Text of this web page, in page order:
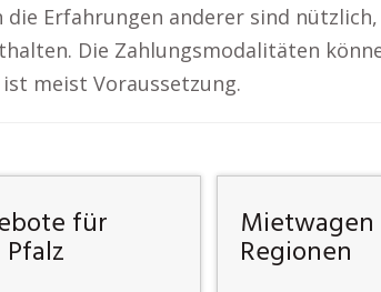
Erfahrungen anderer sind
Die Zahlungsmodalitäten
meist Voraussetzung.
für
Regionen